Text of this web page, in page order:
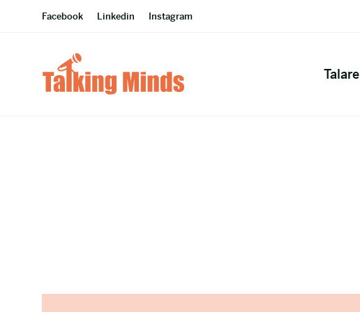
Facebook Linkedin Instagram
Talare